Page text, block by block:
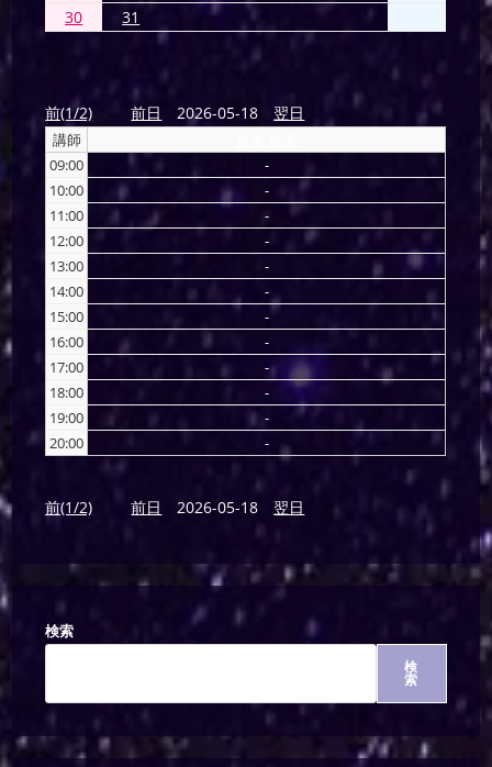
30
31
前(1/2) 前日 2026-05-18 翌日
講師
09:00
-
10:00
-
11:00
-
12:00
-
13:00
-
14:00
-
15:00
-
16:00
-
17:00
-
18:00
-
19:00
-
20:00
-
前(1/2) 前日 2026-05-18 翌日
検索
検
索